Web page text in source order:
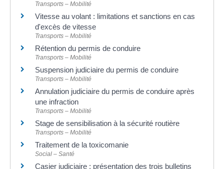
Transports – Mobilité
Vitesse au volant : limitations et sanctions en cas
d'excès de vitesse
Transports – Mobilité
Rétention du permis de conduire
Transports – Mobilité
Suspension judiciaire du permis de conduire
Transports – Mobilité
Annulation judiciaire du permis de conduire après
une infraction
Transports – Mobilité
Stage de sensibilisation à la sécurité routière
Transports – Mobilité
Traitement de la toxicomanie
Social – Santé
Casier judiciaire : présentation des trois bulletins